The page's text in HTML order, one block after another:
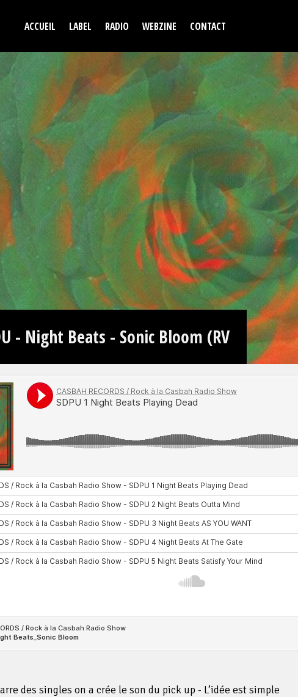
ACCUEIL LABEL RADIO WEBZINE CONTACT
- Night Beats - Sonic Bloom (RV
des singles on a crée le son du pick up - L’idée est simple